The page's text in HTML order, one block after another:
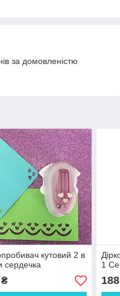
за домовленістю
кутовий 2 в
сердечка
1
188